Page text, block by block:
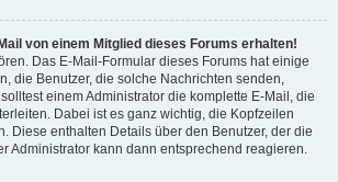
von einem Mitglied dieses Forums erhalten!
Das E-Mail-Formular dieses Forums hat einige
die Benutzer, die solche Nachrichten senden,
einem Administrator die komplette E-Mail, die
Dabei ist es ganz wichtig, die Kopfzeilen
Diese enthalten Details über den Benutzer, der die
Administrator kann dann entsprechend reagieren.